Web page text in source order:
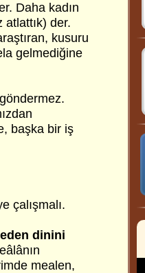
Daha kadın
der.
kusuru
gelmediğine
başka bir iş
çalışmalı.
dinini
mealen,